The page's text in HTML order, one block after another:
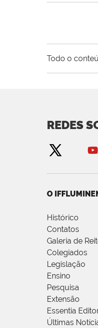
Todo o
REDES
O
Histórico
Contatos
Galeria de
Colegiados
Legislação
Ensino
Pesquisa
Extensão
Essentia
Últimas